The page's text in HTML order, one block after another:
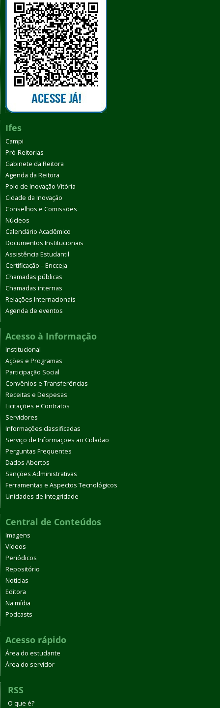
Ifes
Campi
Pró-Reitorias
Gabinete da Reitora
Agenda da Reitora
Polo de Inovação Vitória
Cidade da Inovação
Conselhos e Comissões
Núcleos
Calendário Acadêmico
Documentos Institucionais
Assistência Estudantil
Certificação – Encceja
Chamadas públicas
Chamadas internas
Relações Internacionais
Agenda de eventos
Acesso à Informação
Institucional
Ações e Programas
Participação Social
Convênios e Transferências
Receitas e Despesas
Licitações e Contratos
Servidores
Informações classificadas
Serviço de Informações ao Cidadão
Perguntas Frequentes
Dados Abertos
Sanções Administrativas
Ferramentas e Aspectos Tecnológicos
Unidades de Integridade
Central de Conteúdos
Imagens
Vídeos
Periódicos
Repositório
Notícias
Editora
Na mídia
Podcasts
Acesso rápido
Área do estudante
Área do servidor
RSS
O que é?